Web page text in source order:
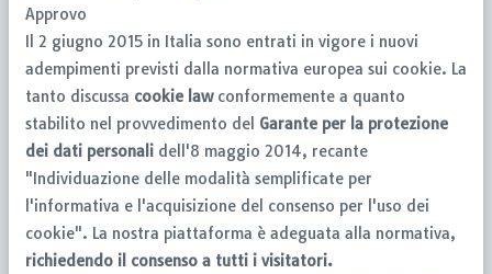
Approvo
Il 2 giugno 2015 in Italia sono entrati in vigore i nuovi
adempimenti previsti dalla normativa europea sui cookie. La
tanto discussa cookie lawconformemente a quanto
stabilito nel provvedimento del Garante per la protezione
dei dati personali dell'8 maggio 2014, recante
"Individuazione delle modalità semplificate per
l'informativa e l'acquisizione del consenso per l'uso dei
cookie". La nostra piattaforma è adeguata alla normativa,
richiedendo il consenso a tutti i visitatori.